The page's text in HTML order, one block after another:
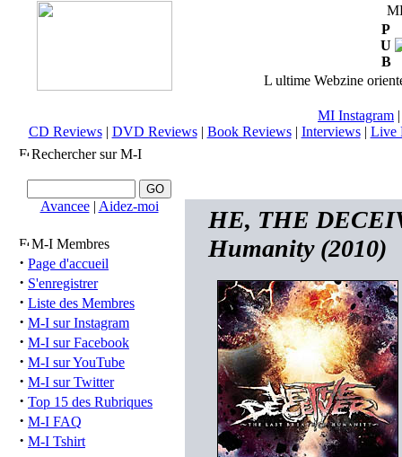
P
U
B
L ultime Webzine
MI Instagram
CD Reviews| DVD Reviews| Book Reviews| Interviews| Live
Rechercher sur M-I
Avancee| Aidez-moi
M-I Membres
· Page d'accueil
· S'enregistrer
· Liste des Membres
· M-I sur Instagram
· M-I sur Facebook
· M-I sur YouTube
· M-I sur Twitter
· Top 15 des Rubriques
· M-I FAQ
· M-I Tshirt
HE, THE
Humanity (2010)